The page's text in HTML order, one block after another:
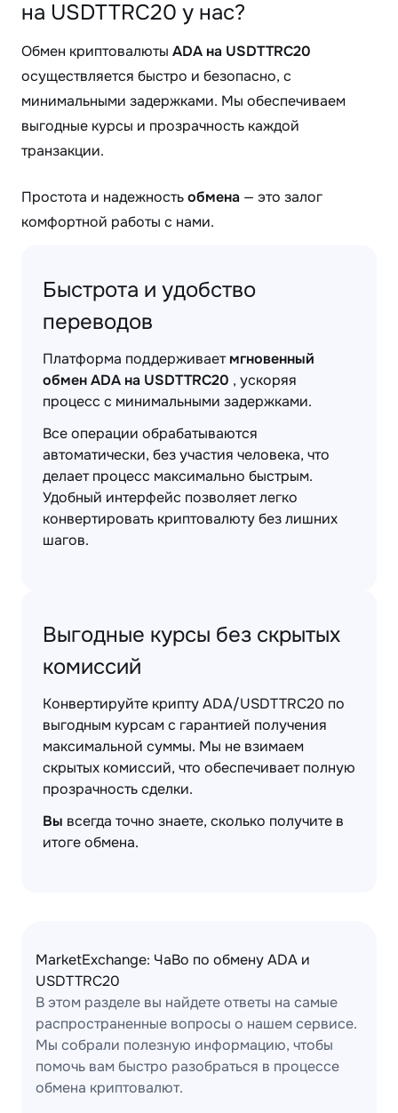
на USDTTRC20 у нас?
Обмен криптовалюты ADA на USDTTRC20
осуществляется быстро и безопасно, с
минимальными задержками. Мы обеспечиваем
выгодные курсы и прозрачность каждой
транзакции.
Простота и надежностьобмена — это залог
комфортной работы с нами.
Быстрота и удобство
переводов
Платформа поддерживаетмгновенный
обмен ADA на USDTTRC20 , ускоряя
процесс с минимальными задержками.
Все операции обрабатываются
автоматически, без участия человека, что
делает процесс максимально быстрым.
Удобный интерфейс позволяет легко
конвертировать криптовалюту без лишних
шагов.
Выгодные курсы без скрытых
комиссий
Конвертируйте крипту ADA/USDTTRC20 по
выгодным курсам с гарантией получения
максимальной суммы. Мы не взимаем
скрытых комиссий, что обеспечивает полную
прозрачность сделки.
Вы всегда точно знаете, сколько получите в
итоге обмена.
MarketExchange: ЧаВо по обмену ADA и
USDTTRC20
В этом разделе вы найдете ответы на самые
распространенные вопросы о нашем сервисе.
Мы собрали полезную информацию, чтобы
помочь вам быстро разобраться в процессе
обмена криптовалют.